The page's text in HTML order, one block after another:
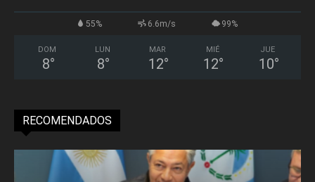
55% 6.6m/s 99%
DOM
8°
LUN
8°
MAR
12°
MIÉ
12°
JUE
10°
RECOMENDADOS